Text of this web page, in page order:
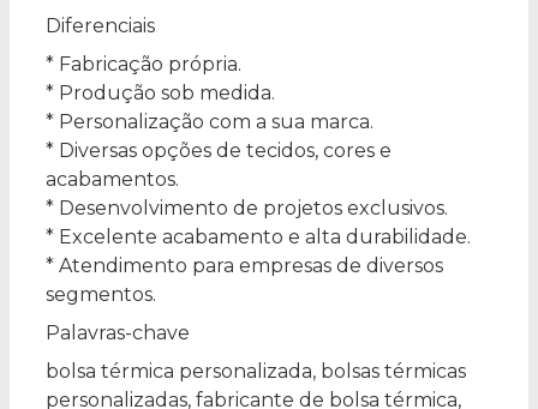
Diferenciais
* Fabricação própria.
* Produção sob medida.
* Personalização com a sua marca.
* Diversas opções de tecidos, cores e
acabamentos.
* Desenvolvimento de projetos exclusivos.
* Excelente acabamento e alta durabilidade.
* Atendimento para empresas de diversos
segmentos.
Palavras-chave
bolsa térmica personalizada, bolsas térmicas
personalizadas, fabricante de bolsa térmica,